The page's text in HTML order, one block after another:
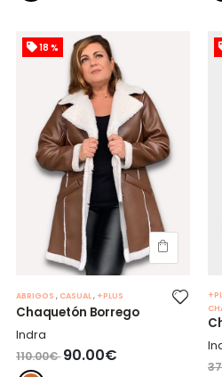
18 %
ABRIGOS , CASUAL, +PLUS
Chaquetón Borrego
Indra
110.00€ 90.00€